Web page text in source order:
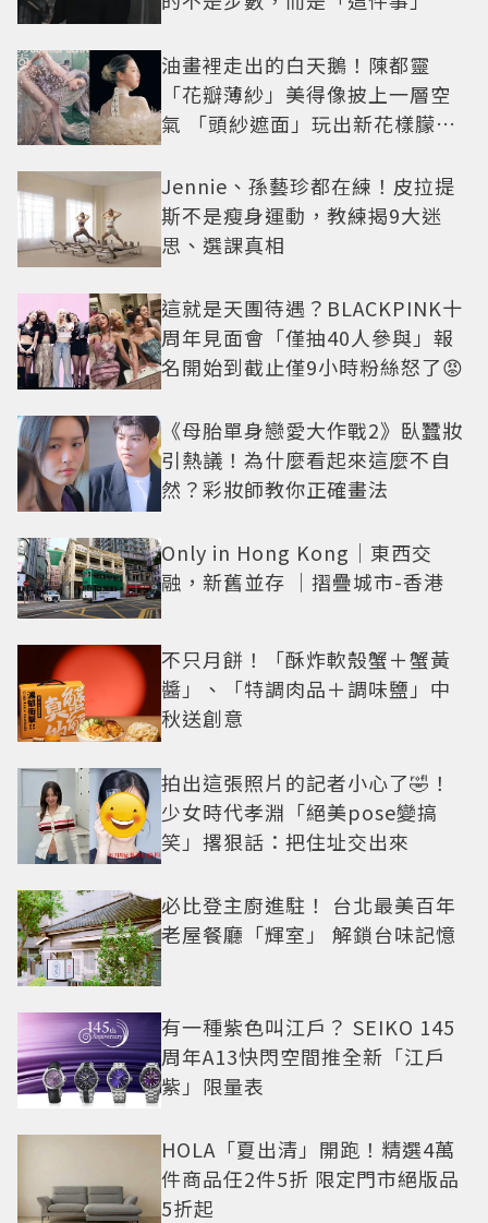
油畫裡走出的白天鵝！陳都靈
「花瓣薄紗」美得像披上一層空
氣 「頭紗遮面」玩出新花樣朦朧
Jennie、孫藝珍都在練！皮拉提
斯不是瘦身運動，教練揭9大迷
思、選課真相
這就是天團待遇？BLACKPINK十
周年見面會「僅抽40人參與」報
名開始到截止僅9小時粉絲怒了😡
《母胎單身戀愛大作戰2》臥蠶妝
引熱議！為什麼看起來這麼不自
然？彩妝師教你正確畫法
Only in Hong Kong｜東西交
融，新舊並存 ｜摺疊城市-香港
不只月餅！「酥炸軟殼蟹＋蟹黃
醬」、「特調肉品＋調味鹽」中
秋送創意
拍出這張照片的記者小心了🤣！
少女時代孝淵「絕美pose變搞
笑」撂狠話：把住址交出來
必比登主廚進駐！ 台北最美百年
老屋餐廳「輝室」 解鎖台味記憶
有一種紫色叫江戶？ SEIKO 145
周年A13快閃空間推全新「江戶
紫」限量表
HOLA「夏出清」開跑！精選4萬
件商品任2件5折 限定門市絕版品
5折起